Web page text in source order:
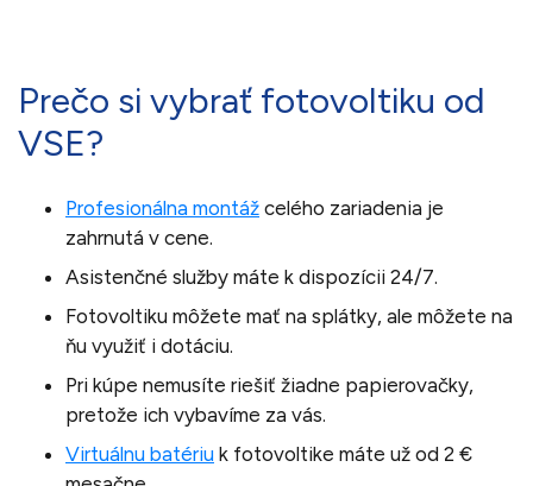
Prečo si vybrať fotovoltiku od
VSE?
Profesionálna montáž celého zariadenia je
zahrnutá v cene.
Asistenčné služby máte k dispozícii 24/7.
Fotovoltiku môžete mať na splátky, ale môžete na
ňu využiť i dotáciu.
Pri kúpe nemusíte riešiť žiadne papierovačky,
pretože ich vybavíme za vás.
Virtuálnu batériu k fotovoltike máte už od 2 €